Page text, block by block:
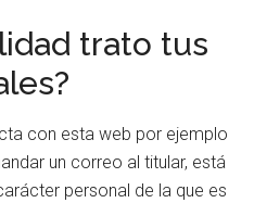
trato tus
con esta web por ejemplo
un correo al titular, está
personal de la que es